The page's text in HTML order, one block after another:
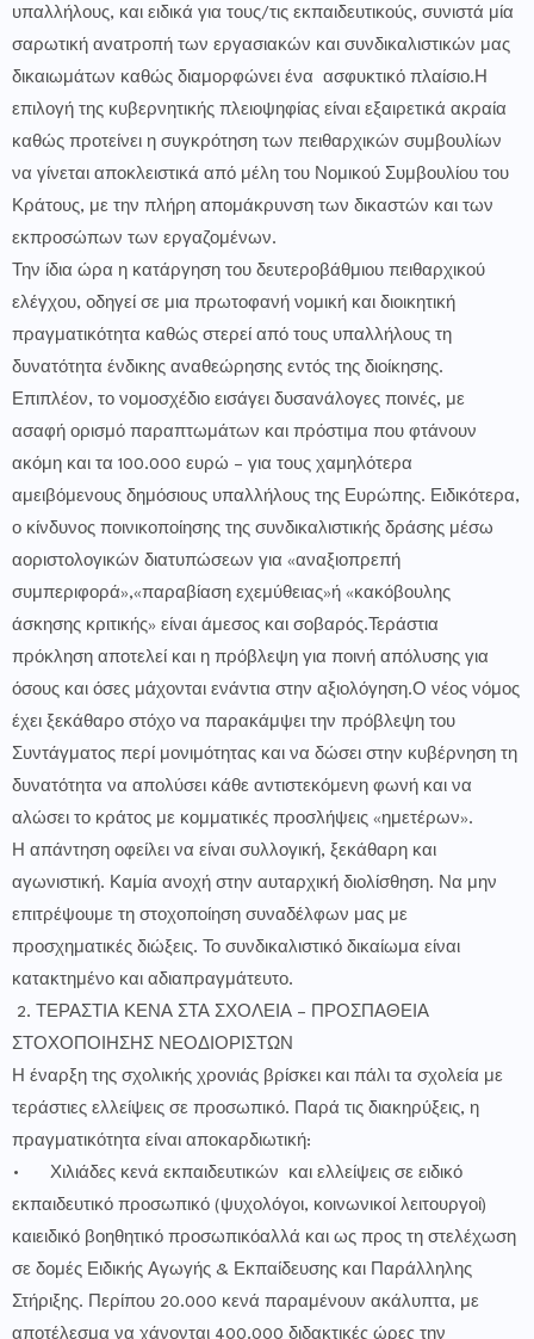
υπαλλήλους, και ειδικά για τους/τις εκπαιδευτικούς, συνιστά μία
σαρωτική ανατροπή των εργασιακών και συνδικαλιστικών μας
δικαιωμάτων καθώς διαμορφώνει ένα ασφυκτικό πλαίσιο.Η
επιλογή της κυβερνητικής πλειοψηφίας είναι εξαιρετικά ακραία
καθώς προτείνει η συγκρότηση των πειθαρχικών συμβουλίων
να γίνεται αποκλειστικά από μέλη του Νομικού Συμβουλίου του
Κράτους, με την πλήρη απομάκρυνση των δικαστών και των
εκπροσώπων των εργαζομένων.
Την ίδια ώρα η κατάργηση του δευτεροβάθμιου πειθαρχικού
ελέγχου, οδηγεί σε μια πρωτοφανή νομική και διοικητική
πραγματικότητα καθώς στερεί από τους υπαλλήλους τη
δυνατότητα ένδικης αναθεώρησης εντός της διοίκησης.
Επιπλέον, το νομοσχέδιο εισάγει δυσανάλογες ποινές, με
ασαφή ορισμό παραπτωμάτων και πρόστιμα που φτάνουν
ακόμη και τα 100.000 ευρώ – για τους χαμηλότερα
αμειβόμενους δημόσιους υπαλλήλους της Ευρώπης. Ειδικότερα,
ο κίνδυνος ποινικοποίησης της συνδικαλιστικής δράσης μέσω
αοριστολογικών διατυπώσεων για «αναξιοπρεπή
συμπεριφορά»,«παραβίαση εχεμύθειας»ή «κακόβουλης
άσκησης κριτικής» είναι άμεσος και σοβαρός.Τεράστια
πρόκληση αποτελεί και η πρόβλεψη για ποινή απόλυσης για
όσους και όσες μάχονται ενάντια στην αξιολόγηση.Ο νέος νόμος
έχει ξεκάθαρο στόχο να παρακάμψει την πρόβλεψη του
Συντάγματος περί μονιμότητας και να δώσει στην κυβέρνηση τη
δυνατότητα να απολύσει κάθε αντιστεκόμενη φωνή και να
αλώσει το κράτος με κομματικές προσλήψεις «ημετέρων».
Η απάντηση οφείλει να είναι συλλογική, ξεκάθαρη και
αγωνιστική. Καμία ανοχή στην αυταρχική διολίσθηση. Να μην
επιτρέψουμε τη στοχοποίηση συναδέλφων μας με
προσχηματικές διώξεις. Το συνδικαλιστικό δικαίωμα είναι
κατακτημένο και αδιαπραγμάτευτο.
2. ΤΕΡΑΣΤΙΑ ΚΕΝΑ ΣΤΑ ΣΧΟΛΕΙΑ – ΠΡΟΣΠΑΘΕΙΑ
ΣΤΟΧΟΠΟΙΗΣΗΣ ΝΕΟΔΙΟΡΙΣΤΩΝ
Η έναρξη της σχολικής χρονιάς βρίσκει και πάλι τα σχολεία με
τεράστιες ελλείψεις σε προσωπικό. Παρά τις διακηρύξεις, η
πραγματικότητα είναι αποκαρδιωτική:
•
Χιλιάδες κενά εκπαιδευτικών και ελλείψεις σε ειδικό
εκπαιδευτικό προσωπικό (ψυχολόγοι, κοινωνικοί λειτουργοί)
καιειδικό βοηθητικό προσωπικόαλλά και ως προς τη στελέχωση
σε δομές Ειδικής Αγωγής & Εκπαίδευσης και Παράλληλης
Στήριξης. Περίπου 20.000 κενά παραμένουν ακάλυπτα, με
αποτέλεσμα να χάνονται 400.000 διδακτικές ώρες την